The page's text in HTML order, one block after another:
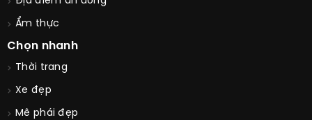
Mix phối đồ
Địa điểm ăn uống
Ẩm thực
Chọn nhanh